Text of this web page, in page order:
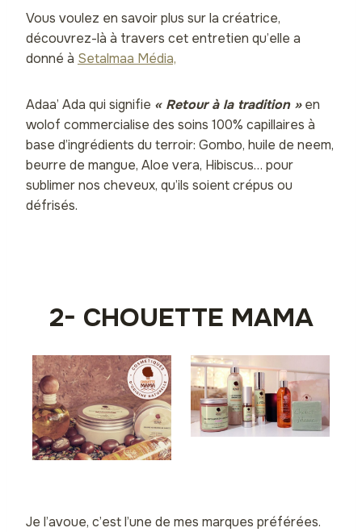
Vous voulez en savoir plus sur la créatrice,
découvrez-là à travers cet entretien qu’elle a
donné à Setalmaa Média,
Adaa’ Ada qui signifie « Retour à la tradition »en
wolof commercialise des soins 100% capillaires à
base d’ingrédients du terroir: Gombo, huile de neem,
beurre de mangue, Aloe vera, Hibiscus… pour
sublimer nos cheveux, qu’ils soient crépus ou
défrisés.
2- CHOUETTE MAMA
Je l’avoue, c’est l’une de mes marques préférées.